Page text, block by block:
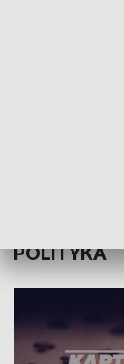
POLITYKA